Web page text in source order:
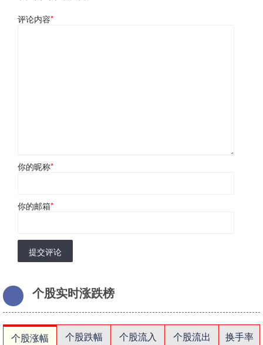
评论内容*
你的昵称*
你的邮箱*
提交评论
个股实时涨跌榜
个股涨幅 个股跌幅 个股流入 个股流出
换手率